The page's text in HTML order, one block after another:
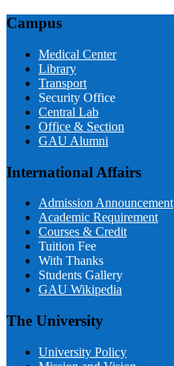
Campus
Medical Center
Library
Transport
Security Office
Central Lab
Office & Section
GAU Alumni
International Affairs
Admission Announcement
Academic Requirement
Courses & Credit
Tuition Fee
With Thanks
Students Gallery
GAU Wikipedia
The University
University Policy